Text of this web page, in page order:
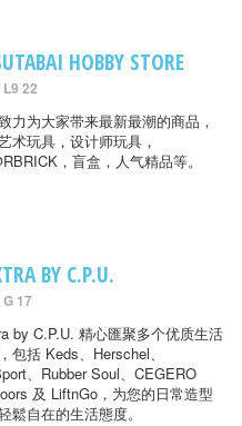
HOBBY STORE
22
力为大家带来最新最潮的商品，
术玩具，设计师玩具，
，盲盒，人气精品等。
BY C.P.U.
17
by C.P.U. 精心匯聚多个优质生活
包括 Keds、Herschel、
、Rubber Soul、CEGERO
及 LiftnGo，为您的日常造型
鬆自在的生活態度。